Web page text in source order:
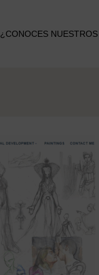
¿CONOCES